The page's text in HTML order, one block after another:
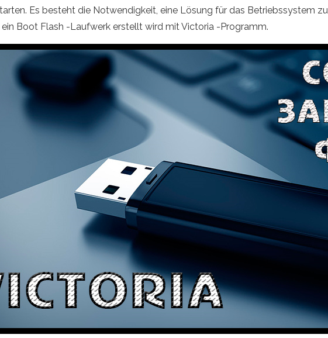
Es besteht die Notwendigkeit, eine Lösung für das Betriebssystem
ein Boot Flash -Laufwerk erstellt wird mit Victoria -Programm.